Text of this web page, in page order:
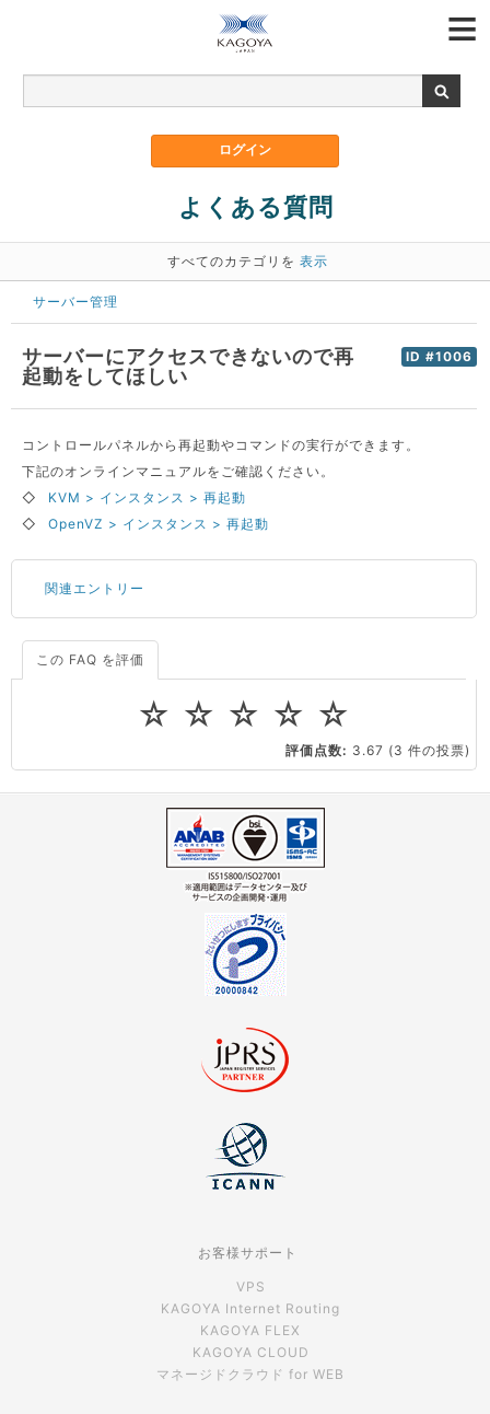
よくある質問
すべてのカテゴリを 表示
サーバー管理
ID #1006
サーバーにアクセスできないので再
起動をしてほしい
コントロールパネルから再起動やコマンドの実行ができます。
下記のオンラインマニュアルをご確認ください。
◇
KVM > インスタンス > 再起動
◇
OpenVZ > インスタンス > 再起動
関連エントリー
サーバーが重いので調査してほしい
CPUやメモリをアップグレードしたい
この FAQ を評価
☆
☆
☆
☆
☆
評価点数: 3.67 (3 件の投票)
お客様サポート
VPS
KAGOYA Internet Routing
KAGOYA FLEX
KAGOYA CLOUD
マネージドクラウド for WEB